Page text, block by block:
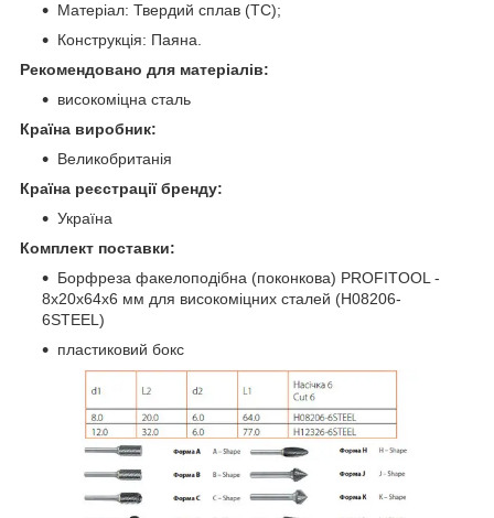
Матеріал: Твердий сплав (ТС);
Конструкція: Паяна.
Рекомендовано для матеріалів:
високоміцна сталь
Країна виробник:
Великобританія
Країна реєстрації бренду:
Україна
Комплект поставки:
Борфреза факелоподібна (поконкова) PROFITOOL -
8х20х64x6 мм для високоміцних сталей (H08206-
6STEEL)
пластиковий бокс